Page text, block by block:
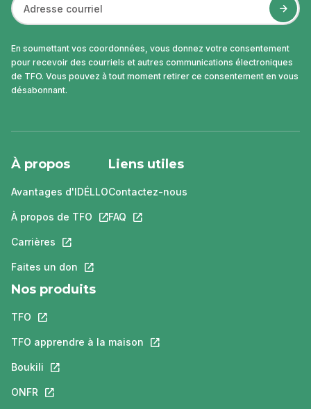
En soumettant vos coordonnées, vous donnez votre consentement
pour recevoir des courriels et autres communications électroniques
de TFO. Vous pouvez à tout moment retirer ce consentement en vous
désabonnant.
À propos
Avantages d'IDÉLLO
À propos de TFO Ce lien s'ouvrira dans un nouvel onglet.
Carrières Ce lien s'ouvrira dans un nouvel onglet.
Faites un don Ce lien s'ouvrira dans un nouvel onglet.
Liens utiles
Contactez-nous
FAQ Ce lien s'ouvrira dans un nouvel
Nos produits
TFO Ce lien s'ouvrira dans un nouvel onglet.
TFO apprendre à la maison Ce lien s'ouvrira dans un nouvel
Boukili Ce lien s'ouvrira dans un nouvel onglet.
ONFR Ce lien s'ouvrira dans un nouvel onglet.